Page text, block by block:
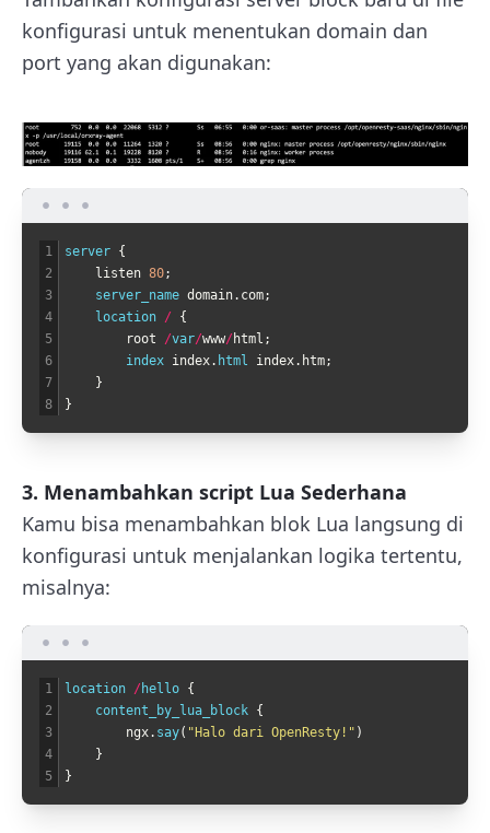
konfigurasi untuk menentukan domain dan
port yang akan digunakan:
1
2
3
4
5
6
7
8
server {
listen 80;
server_name domain. com;
location /
{
root
/var/www/ html ;
index index. html index. htm;
}
}
3. Menambahkan script Lua Sederhana
Kamu bisa menambahkan blok Lua langsung di
konfigurasi untuk menjalankan logika tertentu,
misalnya:
1
2
3
4
5
location / hello {
content_by_lua_block {
ngx. say( "Halo dari OpenResty!" )
}
}